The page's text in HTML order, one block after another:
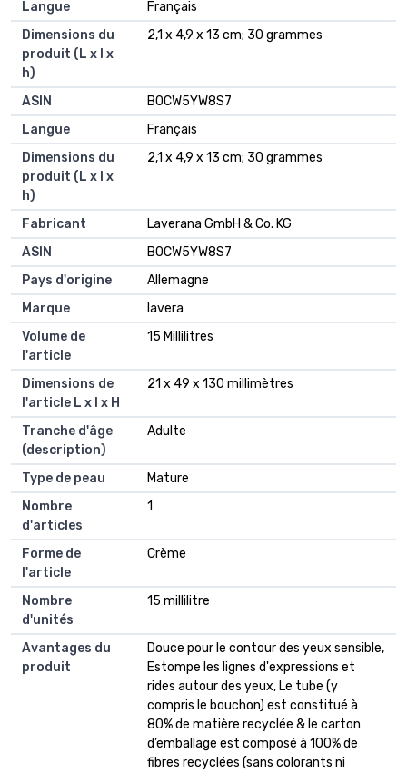
Langue
‎Français
Dimensions du
produit (L x l x
h)
‎2,1 x 4,9 x 13 cm; 30 grammes
ASIN
‎B0CW5YW8S7
Langue
Français
Dimensions du
produit (L x l x
h)
2,1 x 4,9 x 13 cm; 30 grammes
Fabricant
Laverana GmbH & Co. KG
ASIN
B0CW5YW8S7
Pays d'origine
Allemagne
Marque
lavera
Volume de
l'article
15 Millilitres
Dimensions de
l'article L x l x H
21 x 49 x 130 millimètres
Tranche d'âge
(description)
Adulte
Type de peau
Mature
Nombre
d'articles
1
Forme de
l'article
Crème
Nombre
d'unités
15 millilitre
Avantages du
produit
Douce pour le contour des yeux sensible,
Estompe les lignes d'expressions et
rides autour des yeux, Le tube (y
compris le bouchon) est constitué à
80% de matière recyclée & le carton
d’emballage est composé à 100% de
fibres recyclées (sans colorants ni